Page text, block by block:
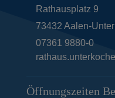
Rathausplatz 9
73432 Aalen-
07361 9880-0
Öffnungszeiten